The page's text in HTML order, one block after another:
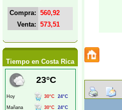
Compra: 560,92
Venta: 573,51
Tiempo en Costa Rica